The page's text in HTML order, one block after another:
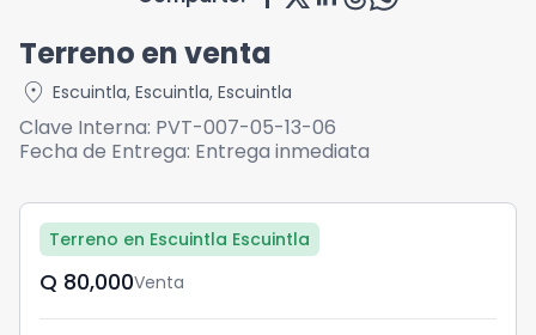
Terreno en venta
location_on Escuintla, Escuintla, Escuintla
Clave Interna: PVT-007-05-13-06
Fecha de Entrega: Entrega inmediata
Terreno en Escuintla Escuintla
Q	80,000Venta